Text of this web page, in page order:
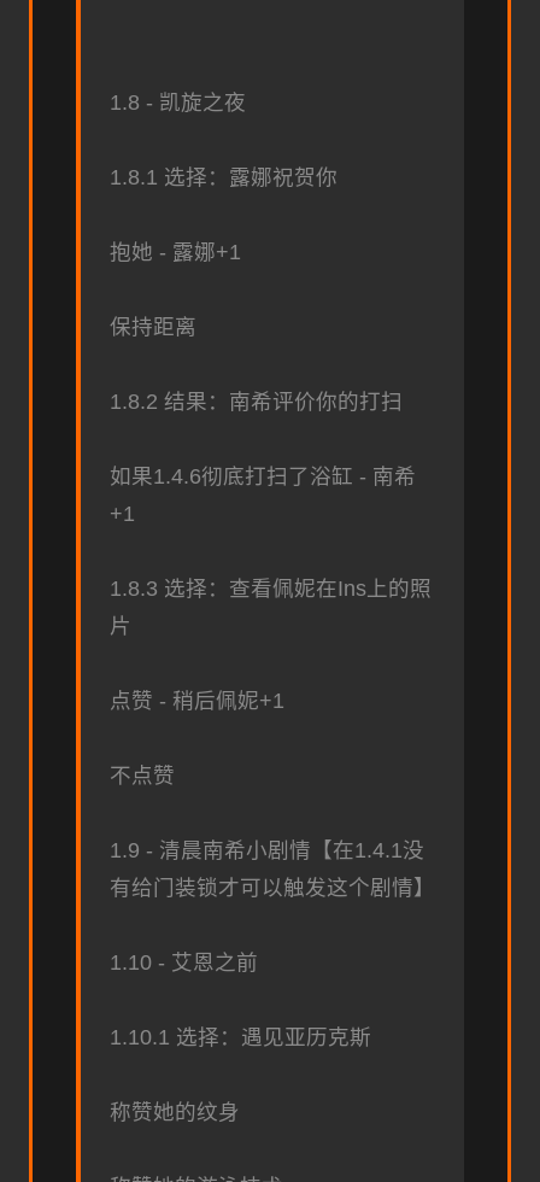
1.8 - 凯旋之夜
1.8.1 选择：露娜祝贺你
抱她 - 露娜+1
保持距离
1.8.2 结果：南希评价你的打扫
如果1.4.6彻底打扫了浴缸 - 南希
+1
1.8.3 选择：查看佩妮在Ins上的照
片
点赞 - 稍后佩妮+1
不点赞
1.9 - 清晨南希小剧情【在1.4.1没
有给门装锁才可以触发这个剧情】
1.10 - 艾恩之前
1.10.1 选择：遇见亚历克斯
称赞她的纹身